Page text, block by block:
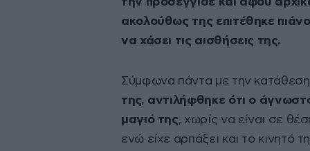
ακολούθως της επιτέθηκε
να χάσει τις αισθήσεις της.
Σύμφωνα πάντα με την κατάθεση
της, αντιλήφθηκε ότι ο
μαγιό της, χωρίς να είναι σε
ενώ είχε αρπάξει και το κινητό